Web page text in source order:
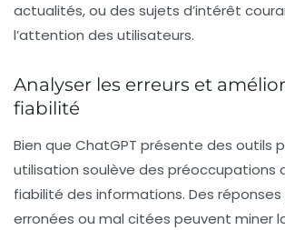
actualités, ou des sujets d’intérêt
l’attention des utilisateurs.
Analyser les erreurs et
fiabilité
Bien que ChatGPT présente des outils
utilisation soulève des préoccupations
fiabilité des informations. Des
erronées ou mal citées peuvent miner